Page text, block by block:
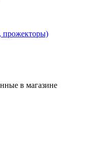
прожекторы)
в магазине